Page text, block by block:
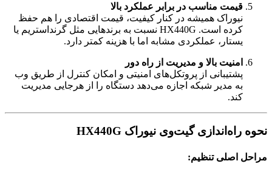
قیمت مناسب در برابر عملکرد بالا
نیوراک همیشه در کنار کیفیت، قیمت اقتصادی را هم حفظ
کرده است. HX440G نسبت به برندهایی مثل گرنداستریم یا
یستار، عملکردی مشابه اما با هزینه کمتر دارد.
امنیت بالا و مدیریت از راه دور
پشتیبانی از پروتکل‌های امنیتی و امکان کنترل از طریق وب
به مدیر شبکه اجازه می‌دهد دستگاه را از هرجایی مدیریت
کند.
نحوه راه‌اندازی گیت‌وی نیوراک HX440G
مراحل اصلی تنظیم: